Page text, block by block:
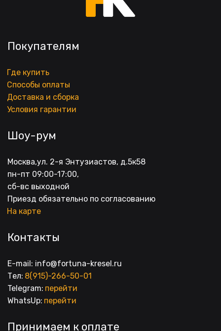
Покупателям
Где купить
Способы оплаты
Доставка и сборка
Условия гарантии
Шоу-рум
Москва,ул. 2-я Энтузиастов, д.5к58
пн-пт 09:00-17:00,
сб-вс выходной
Приезд обязательно по согласованию
На карте
Контакты
E-mail: info@fortuna-kresel.ru
Тел: 8(915)-266-50-01
Telegram: перейти
WhatsUp: перейти
Принимаем к оплате